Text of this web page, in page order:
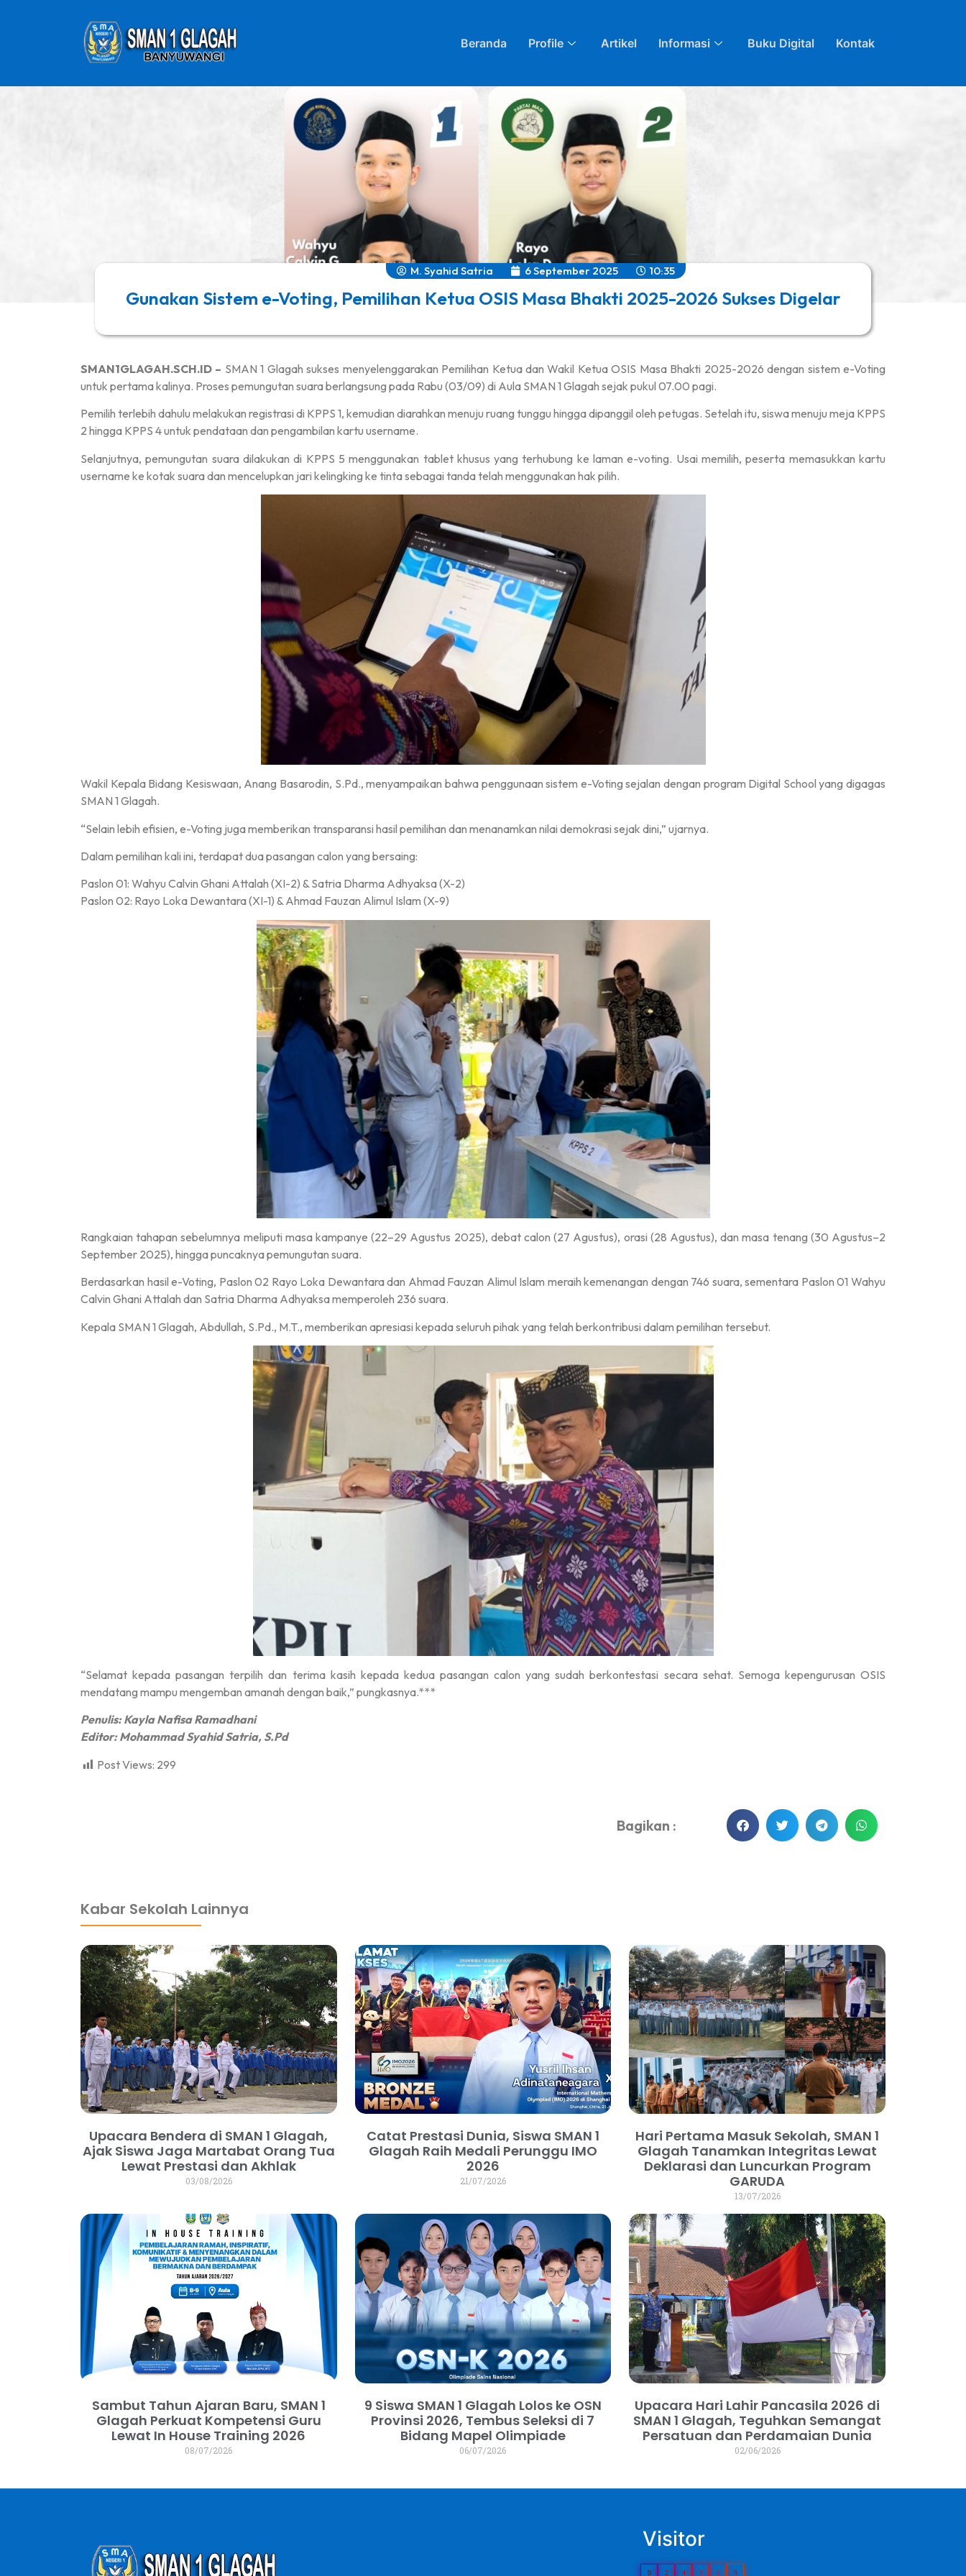
Beranda Profile Artikel Informasi Buku Digital Kontak
M. Syahid Satria 6 September 2025 10:35
Gunakan Sistem e-Voting, Pemilihan Ketua OSIS Masa Bhakti 2025-2026 Sukses Digelar
SMAN1GLAGAH.SCH.ID – SMAN 1 Glagah sukses menyelenggarakan Pemilihan Ketua dan Wakil Ketua OSIS Masa Bhakti 2025-2026 dengan sistem e-Voting
untuk pertama kalinya. Proses pemungutan suara berlangsung pada Rabu (03/09) di Aula SMAN 1 Glagah sejak pukul 07.00 pagi.
Pemilih terlebih dahulu melakukan registrasi di KPPS 1, kemudian diarahkan menuju ruang tunggu hingga dipanggil oleh petugas. Setelah itu, siswa menuju meja KPPS
2 hingga KPPS 4 untuk pendataan dan pengambilan kartu username.
Selanjutnya, pemungutan suara dilakukan di KPPS 5 menggunakan tablet khusus yang terhubung ke laman e-voting. Usai memilih, peserta memasukkan kartu
username ke kotak suara dan mencelupkan jari kelingking ke tinta sebagai tanda telah menggunakan hak pilih.
Wakil Kepala Bidang Kesiswaan, Anang Basarodin, S.Pd., menyampaikan bahwa penggunaan sistem e-Voting sejalan dengan program Digital School yang digagas
SMAN 1 Glagah.
“Selain lebih efisien, e-Voting juga memberikan transparansi hasil pemilihan dan menanamkan nilai demokrasi sejak dini,” ujarnya.
Dalam pemilihan kali ini, terdapat dua pasangan calon yang bersaing:
Paslon 01: Wahyu Calvin Ghani Attalah (XI-2) & Satria Dharma Adhyaksa (X-2)
Paslon 02: Rayo Loka Dewantara (XI-1) & Ahmad Fauzan Alimul Islam (X-9)
Rangkaian tahapan sebelumnya meliputi masa kampanye (22–29 Agustus 2025), debat calon (27 Agustus), orasi (28 Agustus), dan masa tenang (30 Agustus–2
September 2025), hingga puncaknya pemungutan suara.
Berdasarkan hasil e-Voting, Paslon 02 Rayo Loka Dewantara dan Ahmad Fauzan Alimul Islam meraih kemenangan dengan 746 suara, sementara Paslon 01 Wahyu
Calvin Ghani Attalah dan Satria Dharma Adhyaksa memperoleh 236 suara.
Kepala SMAN 1 Glagah, Abdullah, S.Pd., M.T., memberikan apresiasi kepada seluruh pihak yang telah berkontribusi dalam pemilihan tersebut.
“Selamat kepada pasangan terpilih dan terima kasih kepada kedua pasangan calon yang sudah berkontestasi secara sehat. Semoga kepengurusan OSIS
mendatang mampu mengemban amanah dengan baik,” pungkasnya.***
Penulis: Kayla Nafisa Ramadhani
Editor: Mohammad Syahid Satria, S.Pd
Post Views: 299
Bagikan :
Kabar Sekolah Lainnya
Upacara Bendera di SMAN 1 Glagah,
Ajak Siswa Jaga Martabat Orang Tua
Lewat Prestasi dan Akhlak
03/08/2026
Catat Prestasi Dunia, Siswa SMAN 1
Glagah Raih Medali Perunggu IMO
2026
21/07/2026
Hari Pertama Masuk Sekolah, SMAN 1
Glagah Tanamkan Integritas Lewat
Deklarasi dan Luncurkan Program
GARUDA
13/07/2026
Sambut Tahun Ajaran Baru, SMAN 1
Glagah Perkuat Kompetensi Guru
Lewat In House Training 2026
08/07/2026
9 Siswa SMAN 1 Glagah Lolos ke OSN
Provinsi 2026, Tembus Seleksi di 7
Bidang Mapel Olimpiade
06/07/2026
Upacara Hari Lahir Pancasila 2026 di
SMAN 1 Glagah, Teguhkan Semangat
Persatuan dan Perdamaian Dunia
02/06/2026
Visitor
0 2 4 9 6 9